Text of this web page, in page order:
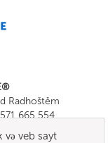
Radhoštěm
665 554
və veb sayt